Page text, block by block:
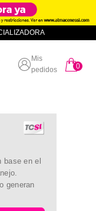
Mis
pedidos
0
base en el
generan